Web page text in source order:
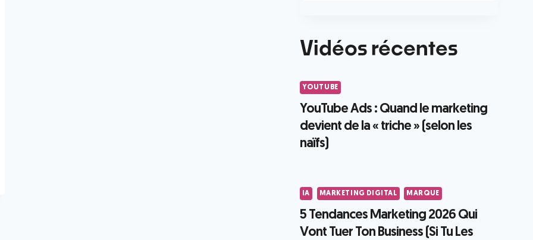
Vidéos récentes
YOUTUBE
YouTube Ads : Quand le marketing
devient de la « triche » (selon les
naïfs)
IA MARKETING DIGITAL MARQUE
5 Tendances Marketing 2026 Qui
Vont Tuer Ton Business (Si Tu Les